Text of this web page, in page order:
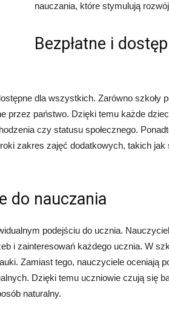
nauczania, które stymulują
Bezpłatne i
dla wszystkich. Zarówno szkoły
przez państwo. Dzięki temu każde
czy statusu społecznego.
zakres zajęć dodatkowych, takich
do nauczania
podejściu do ucznia.
i zainteresowań każdego ucznia. W
Zamiast tego, nauczyciele oceniają
Dzięki temu uczniowie czują się
naturalny.